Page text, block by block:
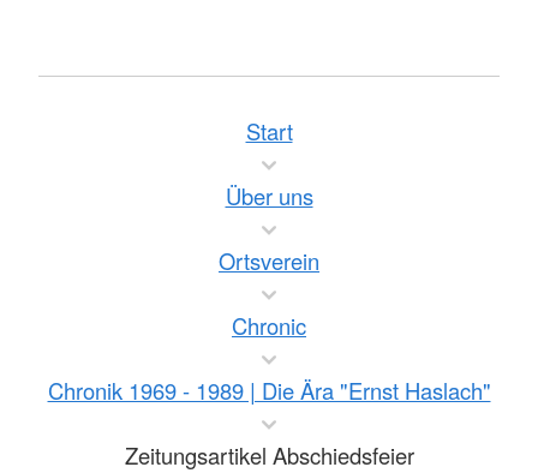
Start
Über uns
Ortsverein
Chronic
Chronik 1969 - 1989 | Die Ära "Ernst Haslach"
Zeitungsartikel Abschiedsfeier